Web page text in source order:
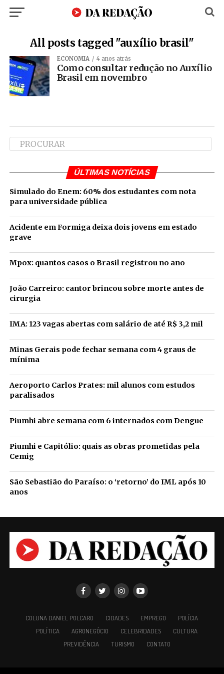
All posts tagged "auxílio brasil"
ECONOMIA 4 anos atrás
Como consultar redução no Auxílio
Brasil em novembro
ÚLTIMAS NOTÍCIAS
Simulado do Enem: 60% dos estudantes com nota
para universidade pública
Acidente em Formiga deixa dois jovens em estado
grave
Mpox: quantos casos o Brasil registrou no ano
João Carreiro: cantor brincou sobre morte antes de
cirurgia
IMA: 123 vagas abertas com salário de até R$ 3,2 mil
Minas Gerais pode fechar semana com 4 graus de
mínima
Aeroporto Carlos Prates: mil alunos com estudos
paralisados
Piumhi abre semana com 6 internados com Dengue
Piumhi e Capitólio: quais as obras prometidas pela
Cemig
São Sebastião do Paraíso: o ‘retorno’ do IML após 10
anos
COLUNA DANIEL POLCARO CIDADES EMPREGO
POLÍCIA
POLÍTICA
AGRONEGÓCIO CELEBRIDADES
CULTURA
PREVIDÊNCIA
TURISMO CONTATO